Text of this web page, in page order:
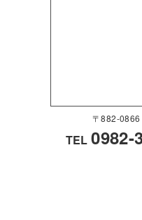
〒882-0866
TEL0982-